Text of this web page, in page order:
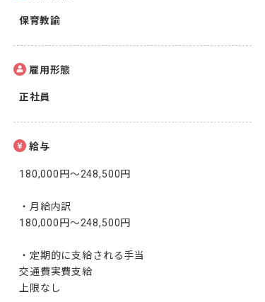
保育教諭
雇用形態
正社員
給与
180,000円～248,500円
・月給内訳
180,000円～248,500円
・定期的に支給される手当
交通費実費支給
上限なし